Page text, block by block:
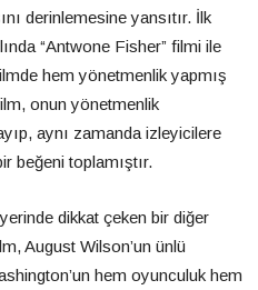
derinlemesine yansıtır. İlk
“Antwone Fisher” filmi ile
hem yönetmenlik yapmış
onun yönetmenlik
aynı zamanda izleyicilere
beğeni toplamıştır.
dikkat çeken bir diğer
August Wilson’un ünlü
hem oyunculuk hem